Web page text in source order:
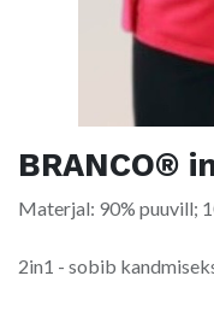
BRANCO®
Materjal: 90% puuvill;
2in1 - sobib